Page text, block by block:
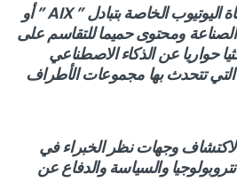
وتجدر الإشارة إلى أن هذه الحوارات يمكن أن ترى أو تسمع من خلال قناة اليوتيوب الخاصة بتبادل ” AIX ” أو
ومحتوى حميما للتقاسم على
حواريا عن الذكاء الاصطناعي
التي تتحدث بها مجموعات الأطراف
لاكتشاف وجهات نظر الخبراء في
والسياسة والدفاع عن